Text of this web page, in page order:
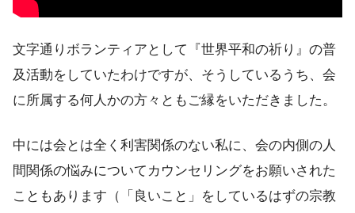
文字通りボランティアとして『世界平和の祈り』の普
及活動をしていたわけですが、そうしているうち、会
に所属する何人かの方々ともご縁をいただきました。
中には会とは全く利害関係のない私に、会の内側の人
間関係の悩みについてカウンセリングをお願いされた
こともあります（「良いこと」をしているはずの宗教